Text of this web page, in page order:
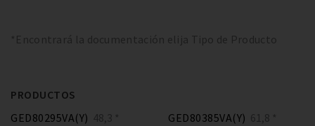
*Encontrará la documentación elija Tipo de Producto
PRODUCTOS
GED80295VA(Y) 48,3 * GED80385VA(Y) 61,8 *